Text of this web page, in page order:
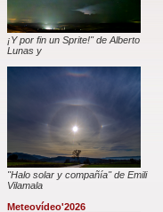
¡Y por fin un Sprite!" de Alberto
Lunas y
"Halo solar y compañía" de Emili
Vilamala
Meteovídeo'2026